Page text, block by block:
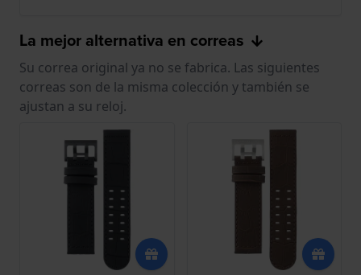
La mejor alternativa en correas
Su correa original ya no se fabrica. Las siguientes
correas son de la misma colección y también se
ajustan a su reloj.